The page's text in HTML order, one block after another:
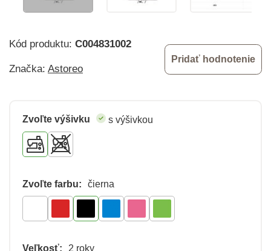
Kód produktu: C004831002
Značka: Astoreo
Pridať hodnotenie
Zvoľte výšivku s výšivkou
Zvoľte farbu: čierna
Veľkosť: 2 roky